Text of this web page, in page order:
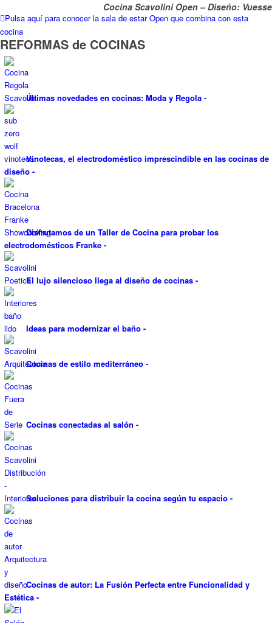
Cocina Scavolini Open – Diseño: Vuesse
Pulsa aquí para conocer la sala de estar Open que combina con esta
cocina
REFORMAS de COCINAS
Últimas novedades en cocinas: Moda y Regola -
Vinotecas, el electrodoméstico imprescindible en las cocinas de
diseño -
Disfrutamos de un Taller de Cocina para probar los
electrodomésticos Franke -
El lujo silencioso llega al diseño de cocinas -
Ideas para modernizar el baño -
Cocinas de estilo mediterráneo -
Cocinas conectadas al salón -
Soluciones para distribuir la cocina según tu espacio -
Cocinas de autor: La Fusión Perfecta entre Funcionalidad y
Estética -